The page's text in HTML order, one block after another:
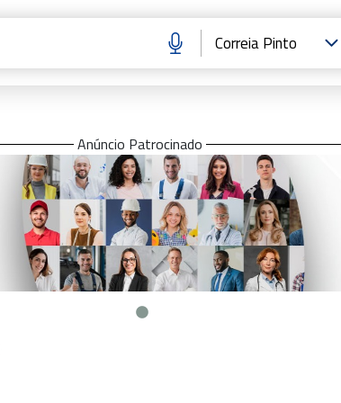
Anúncio Patrocinado